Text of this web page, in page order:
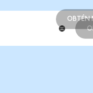
OBTÉN